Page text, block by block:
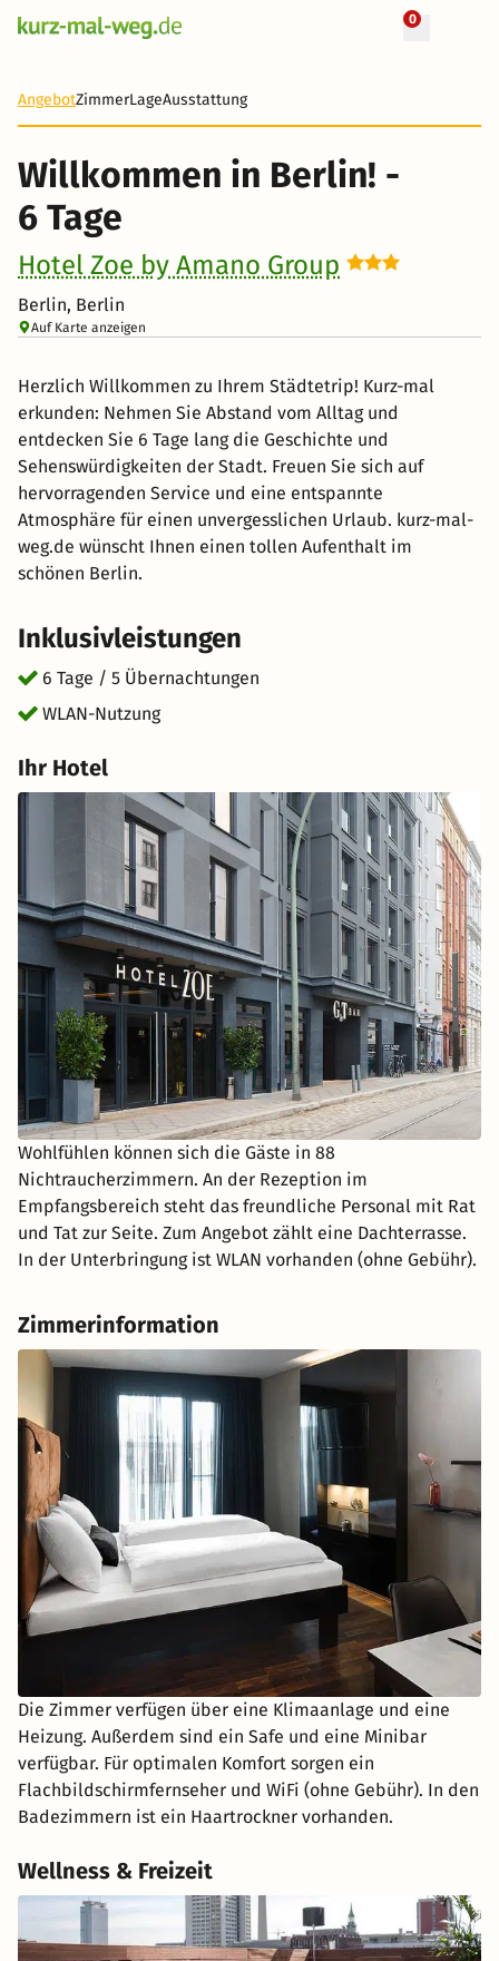
0
AngebotZimmerLageAusstattung
Willkommen in Berlin! -
6 Tage
Hotel Zoe by Amano Group
Berlin, Berlin
Auf Karte anzeigen
Herzlich Willkommen zu Ihrem Städtetrip! Kurz-mal
erkunden: Nehmen Sie Abstand vom Alltag und
entdecken Sie 6 Tage lang die Geschichte und
Sehenswürdigkeiten der Stadt. Freuen Sie sich auf
hervorragenden Service und eine entspannte
Atmosphäre für einen unvergesslichen Urlaub. kurz-mal-
weg.de wünscht Ihnen einen tollen Aufenthalt im
schönen Berlin.
Inklusivleistungen
6 Tage / 5 Übernachtungen
WLAN-Nutzung
Ihr Hotel
Wohlfühlen können sich die Gäste in 88
Nichtraucherzimmern. An der Rezeption im
Empfangsbereich steht das freundliche Personal mit Rat
und Tat zur Seite. Zum Angebot zählt eine Dachterrasse.
In der Unterbringung ist WLAN vorhanden (ohne Gebühr).
Zimmerinformation
Die Zimmer verfügen über eine Klimaanlage und eine
Heizung. Außerdem sind ein Safe und eine Minibar
verfügbar. Für optimalen Komfort sorgen ein
Flachbildschirmfernseher und WiFi (ohne Gebühr). In den
Badezimmern ist ein Haartrockner vorhanden.
Wellness & Freizeit